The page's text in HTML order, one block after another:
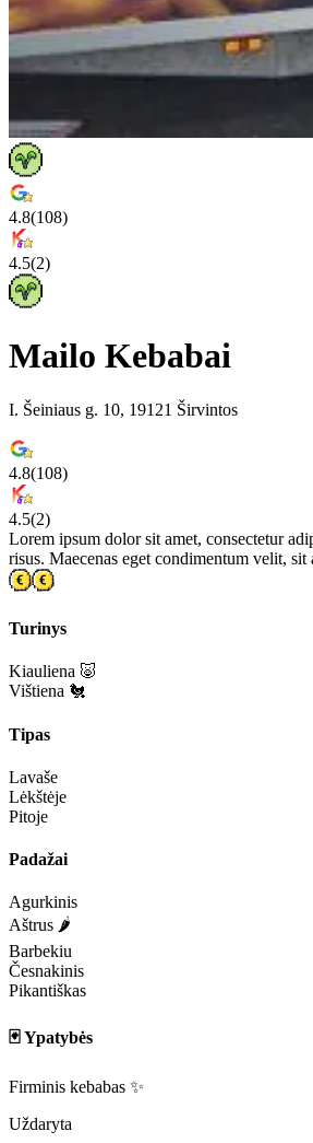
4.8(108)
4.5(2)
Mailo Kebabai
I. Šeiniaus g. 10, 19121 Širvintos
4.8(108)
4.5(2)
Lorem ipsum dolor sit amet, consectetur
risus. Maecenas eget condimentum velit, sit
Turinys
Kiauliena 🐷
Vištiena 🐔
Tipas
Lavaše
Lėkštėje
Pitoje
Padažai
Agurkinis
Aštrus 🌶️
Barbekiu
Česnakinis
Pikantiškas
🃏 Ypatybės
Firminis kebabas ✨
Uždaryta